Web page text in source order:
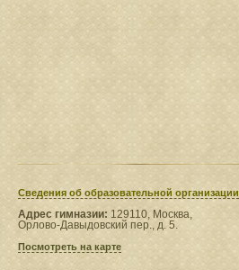
Сведения​ об образовательной организации
Адрес гимназии: 129110, Москва,
Орлово-Давыдовский пер., д. 5.
Посмотреть на карте